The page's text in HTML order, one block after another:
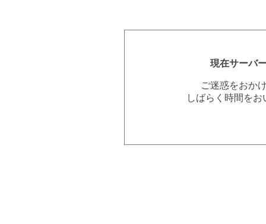
現在サーバ
ご迷惑をおか
しばらく時間を